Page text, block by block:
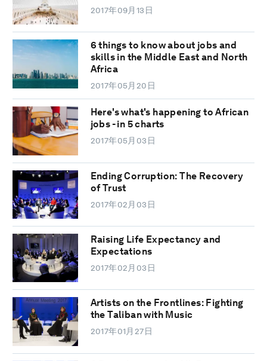
2017年09月13日
6 things to know about jobs and
skills in the Middle East and North
Africa
2017年05月20日
Here's what's happening to African
jobs - in 5 charts
2017年05月03日
Ending Corruption: The Recovery
of Trust
2017年02月03日
Raising Life Expectancy and
Expectations
2017年02月03日
Artists on the Frontlines: Fighting
the Taliban with Music
2017年01月27日